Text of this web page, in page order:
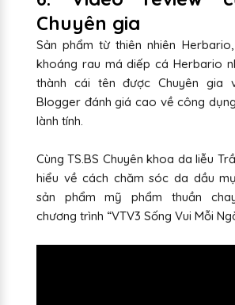
Chuyên gia
Sản phẩm từ thiên nhiên
khoáng rau má diếp cá Herbario
thành cái tên được Chuyên gia
Blogger đánh giá cao về công
lành tính.
Cùng TS.BS Chuyên khoa da liễu
hiểu về cách chăm sóc da dầu
sản phẩm mỹ phẩm thuần
chương trình “VTV3 Sống Vui Mỗi